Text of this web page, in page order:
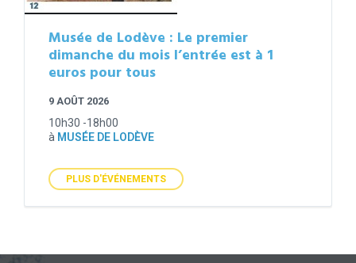
Musée de Lodève : Le premier
dimanche du mois l’entrée est à 1
euros pour tous
9 AOÛT 2026
10h30 -18h00
à MUSÉE DE LODÈVE
PLUS D'ÉVÉNEMENTS